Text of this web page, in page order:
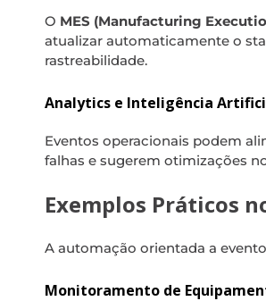
O MES (Manufacturing
atualizar automaticamente o
rastreabilidade.
Analytics e Inteligência
Eventos operacionais podem
falhas e sugerem otimizações
Exemplos Práticos
A automação orientada a
Monitoramento de